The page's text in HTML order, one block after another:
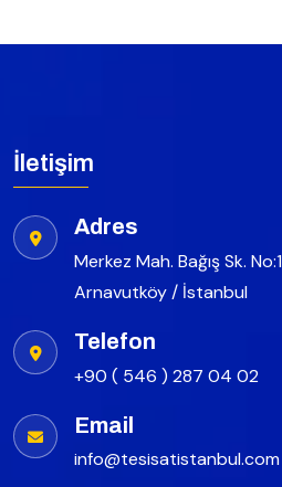
İletişim
Adres
Merkez Mah. Bağış Sk. No:1
Arnavutköy / İstanbul
Telefon
+90 ( 546 ) 287 04 02
Email
info@tesisatistanbul.com